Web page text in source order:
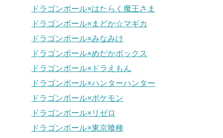
ドラゴンボール×はたらく魔王さま
ドラゴンボール×まどか☆マギカ
ドラゴンボール×みなみけ
ドラゴンボール×めだかボックス
ドラゴンボール×ドラえもん
ドラゴンボール×ハンターハンター
ドラゴンボール×ポケモン
ドラゴンボール×リゼロ
ドラゴンボール×東京喰種